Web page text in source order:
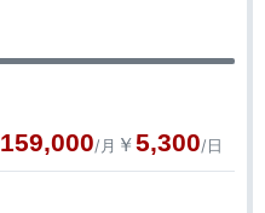
159,000/月 ￥5,300/日